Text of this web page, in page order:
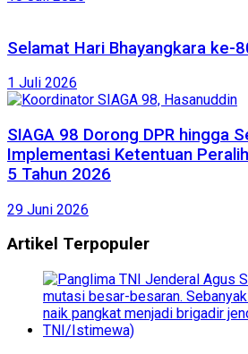
Selamat Hari Bhayangkara ke-
1 Juli 2026
SIAGA 98 Dorong DPR hingga
Implementasi Ketentuan
5 Tahun 2026
29 Juni 2026
Artikel Terpopuler